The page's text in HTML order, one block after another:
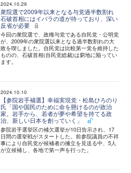
2024.10.29
衆院選で2009年以来となる与党過半数割れ
石破首相にはイバラの道が待っており、深い
反省が必要
今回の衆院選で、政権与党である自民党・公明党
が、2009年の衆院選以来となる過半数割れの大
敗を喫しました。自民党は比較第一党を維持した
ものの、石破首相(自民党総裁)は窮地に陥ってい
ます。
2024.10.10
【参院岩手補選】幸福実現党・松島ひろのり
氏「国や国民のために命を懸けるのが政治
家。岩手から、若者が夢や希望を持てる政
治、新しい日本を創っていく」
参院岩手選挙区の補欠選挙が10日告示され、17
日間の選挙戦がスタートした。前参院議員の不祥
事により自民党が候補者の擁立を見送る中、5人
が立候補し、各地で第一声を行った。